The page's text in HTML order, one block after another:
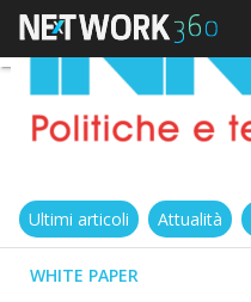
Ultimi articoli Attualità
WHITE PAPER